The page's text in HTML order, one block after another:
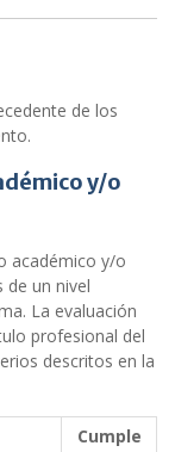
de los
y/o
académico y/o
un nivel
La evaluación
profesional del
descritos en la
Cumple